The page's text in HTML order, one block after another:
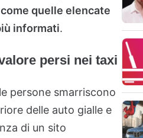
quelle elencate
informati.
persi nei taxi
persone smarriscono
delle auto gialle e
di un sito